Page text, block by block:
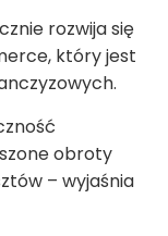
rozwija się
który jest
obroty
– wyjaśnia